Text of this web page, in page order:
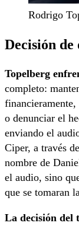
Rodrigo
Decisión
Topelberg
completo:
o denunciar el
enviando el
Ciper, a través
nombre de
el audio, sino
que se tomaran
La decisión del